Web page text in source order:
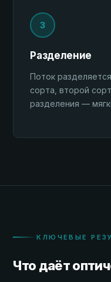
3
Разделение
Поток
сорта, второй
разделения —
КЛЮЧЕВЫЕ
Что даёт